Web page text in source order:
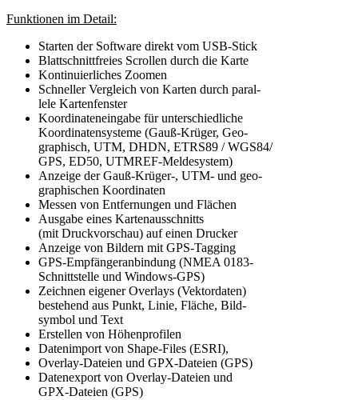
Funktionen im Detail:
Starten der Software direkt vom USB-Stick
Blattschnittfreies Scrollen durch die Karte
Kontinuierliches Zoomen
Schneller Vergleich von Karten durch paral-
lele Kartenfenster
Koordinateneingabe für unterschiedliche
Koordinatensysteme (Gauß-Krüger, Geo-
graphisch, UTM, DHDN, ETRS89 / WGS84/
GPS, ED50, UTMREF-Meldesystem)
Anzeige der Gauß-Krüger-, UTM- und geo-
graphischen Koordinaten
Messen von Entfernungen und Flächen
Ausgabe eines Kartenausschnitts
(mit Druckvorschau) auf einen Drucker
Anzeige von Bildern mit GPS-Tagging
GPS-Empfängeranbindung (NMEA 0183-
Schnittstelle und Windows-GPS)
Zeichnen eigener Overlays (Vektordaten)
bestehend aus Punkt, Linie, Fläche, Bild-
symbol und Text
Erstellen von Höhenprofilen
Datenimport von Shape-Files (ESRI),
Overlay-Dateien und GPX-Dateien (GPS)
Datenexport von Overlay-Dateien und
GPX-Dateien (GPS)